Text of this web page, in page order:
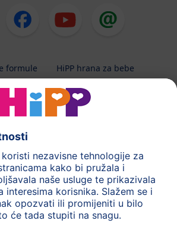
formule
HiPP hrana za bebe
HiPP njega
HiPP trudnoća
Terapeutska dijeta
i upute za korištenj
Impressum
Kontakt
O HiPP-u